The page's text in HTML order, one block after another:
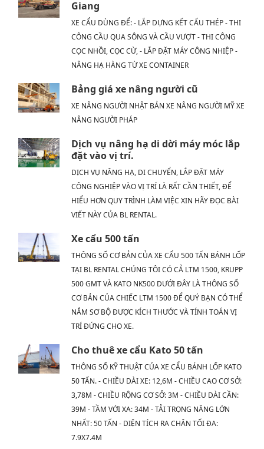
Giang
XE CẨU DÙNG ĐỂ: - LẮP DỰNG KẾT CẤU THÉP - THI
CÔNG CẦU QUA SÔNG VÀ CẦU VƯỢT - THI CÔNG
CỌC NHỒI, CỌC CỪ, - LẮP ĐẶT MÁY CÔNG NHIỆP -
NÂNG HẠ HÀNG TỪ XE CONTAINER
Bảng giá xe nâng người cũ
XE NÂNG NGƯỜI NHẬT BẢN XE NÂNG NGƯỜI MỸ XE
NÂNG NGƯỜI PHÁP
Dịch vụ nâng hạ di dời máy móc lắp
đặt vào vị trí.
DỊCH VỤ NÂNG HẠ, DI CHUYỂN, LẮP ĐẶT MÁY
CÔNG NGHIỆP VÀO VỊ TRÍ LÀ RẤT CẦN THIẾT, ĐỂ
HIỂU HƠN QUY TRÌNH LÀM VIỆC XIN HÃY ĐỌC BÀI
VIẾT NÀY CỦA BL RENTAL.
Xe cẩu 500 tấn
THÔNG SỐ CƠ BẢN CỦA XE CẨU 500 TẤN BÁNH LỐP
TẠI BL RENTAL CHÚNG TÔI CÓ CẢ LTM 1500, KRUPP
500 GMT VÀ KATO NK500 DƯỚI ĐÂY LÀ THÔNG SỐ
CƠ BẢN CỦA CHIẾC LTM 1500 ĐỂ QUÝ BẠN CÓ THỂ
NẮM SƠ BỘ ĐƯỢC KÍCH THƯỚC VÀ TÍNH TOÁN VỊ
TRÍ ĐỨNG CHO XE.
Cho thuê xe cẩu Kato 50 tấn
THÔNG SỐ KỸ THUẬT CỦA XE CẨU BÁNH LỐP KATO
50 TẤN. - CHIỀU DÀI XE: 12,6M - CHIỀU CAO CƠ SỞ:
3,78M - CHIỀU RỘNG CƠ SỞ: 3M - CHIỀU DÀI CẦN:
39M - TẦM VỚI XA: 34M - TẢI TRỌNG NÂNG LỚN
NHẤT: 50 TẤN - DIỆN TÍCH RA CHÂN TỐI ĐA:
7.9X7.4M